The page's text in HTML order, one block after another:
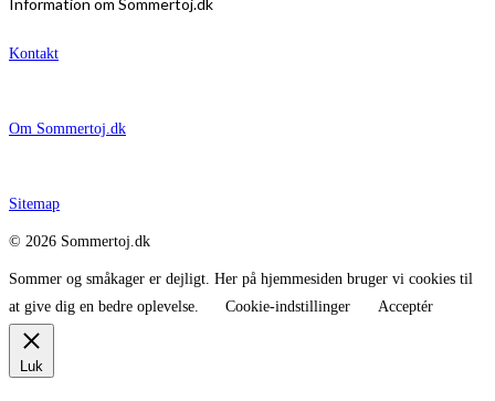
Kontakt
Om Sommertoj.dk
Sitemap
© 2026 Sommertoj.dk
Sommer og småkager er dejligt. Her på hjemmesiden bruger vi cookies til
at give dig en bedre oplevelse.
Cookie-indstillinger Acceptér
Luk